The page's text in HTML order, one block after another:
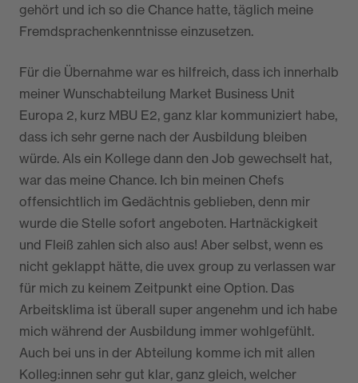
gehört und ich so die Chance hatte, täglich meine
Fremdsprachenkenntnisse einzusetzen.
Für die Übernahme war es hilfreich, dass ich innerhalb
meiner Wunschabteilung Market Business Unit
Europa 2, kurz MBU E2, ganz klar kommuniziert habe,
dass ich sehr gerne nach der Ausbildung bleiben
würde. Als ein Kollege dann den Job gewechselt hat,
war das meine Chance. Ich bin meinen Chefs
offensichtlich im Gedächtnis geblieben, denn mir
wurde die Stelle sofort angeboten. Hartnäckigkeit
und Fleiß zahlen sich also aus! Aber selbst, wenn es
nicht geklappt hätte, die uvex group zu verlassen war
für mich zu keinem Zeitpunkt eine Option. Das
Arbeitsklima ist überall super angenehm und ich habe
mich während der Ausbildung immer wohlgefühlt.
Auch bei uns in der Abteilung komme ich mit allen
Kolleg:innen sehr gut klar, ganz gleich, welcher